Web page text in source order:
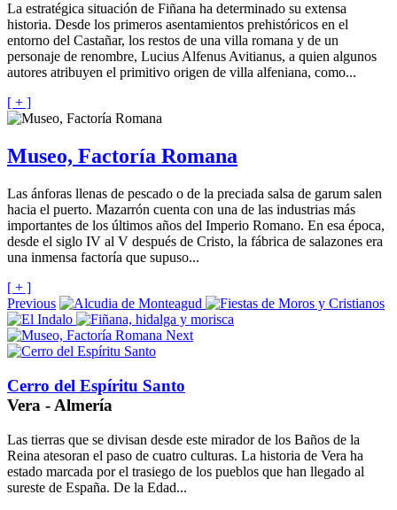
La estratégica situación de Fiñana ha determinado su extensa
historia. Desde los primeros asentamientos prehistóricos en el
entorno del Castañar, los restos de una villa romana y de un
personaje de renombre, Lucius Alfenus Avitianus, a quien algunos
autores atribuyen el primitivo origen de villa alfeniana, como...
[ + ]
Museo, Factoría Romana
Las ánforas llenas de pescado o de la preciada salsa de garum salen
hacia el puerto. Mazarrón cuenta con una de las industrias más
importantes de los últimos años del Imperio Romano. En esa época,
desde el siglo IV al V después de Cristo, la fábrica de salazones era
una inmensa factoría que supuso...
[ + ]
Previous
Next
Cerro del Espíritu Santo
Vera - Almería
Las tierras que se divisan desde este mirador de los Baños de la
Reina atesoran el paso de cuatro culturas. La historia de Vera ha
estado marcada por el trasiego de los pueblos que han llegado al
sureste de España. De la Edad...